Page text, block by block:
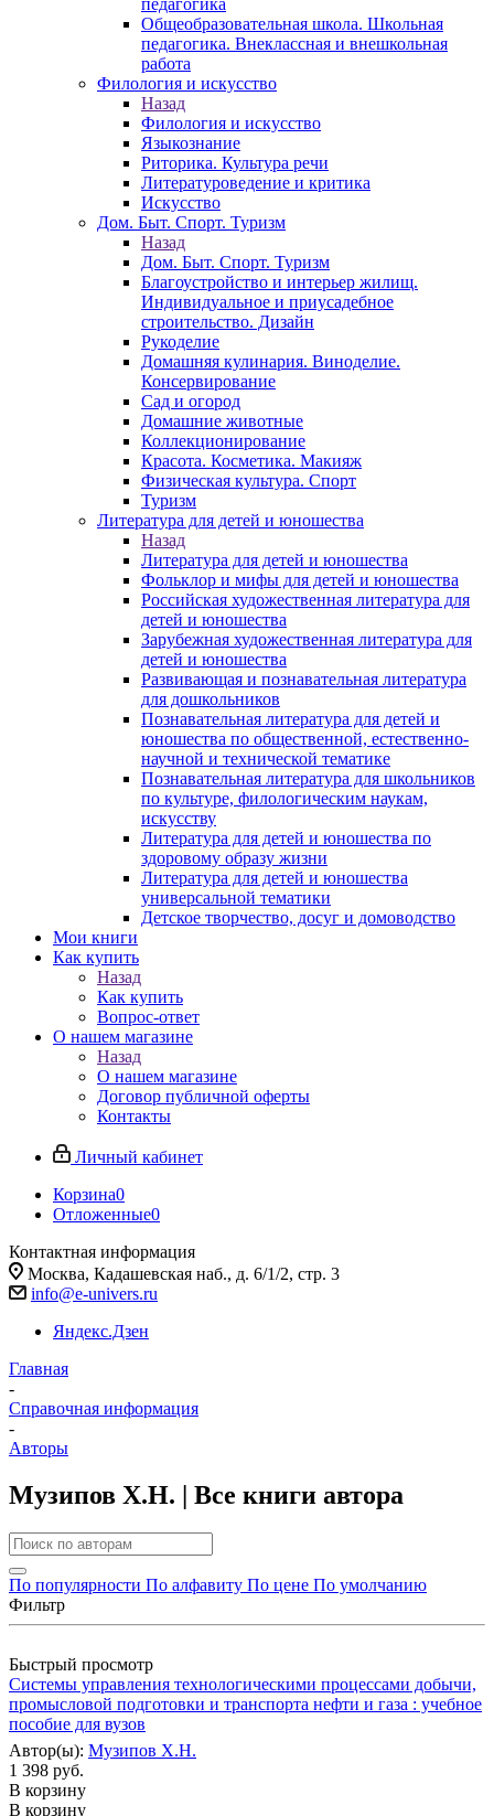
педагогика
Общеобразовательная школа. Школьная
педагогика. Внеклассная и внешкольная
работа
Филология и искусство
Назад
Филология и искусство
Языкознание
Риторика. Культура речи
Литературоведение и критика
Искусство
Дом. Быт. Спорт. Туризм
Назад
Дом. Быт. Спорт. Туризм
Благоустройство и интерьер жилищ.
Индивидуальное и приусадебное
строительство. Дизайн
Рукоделие
Домашняя кулинария. Виноделие.
Консервирование
Сад и огород
Домашние животные
Коллекционирование
Красота. Косметика. Макияж
Физическая культура. Спорт
Туризм
Литература для детей и юношества
Назад
Литература для детей и юношества
Фольклор и мифы для детей и юношества
Российская художественная литература для
детей и юношества
Зарубежная художественная литература для
детей и юношества
Развивающая и познавательная литература
для дошкольников
Познавательная литература для детей и
юношества по общественной, естественно-
научной и технической тематике
Познавательная литература для школьников
по культуре, филологическим наукам,
искусству
Литература для детей и юношества по
здоровому образу жизни
Литература для детей и юношества
универсальной тематики
Детское творчество, досуг и домоводство
Мои книги
Как купить
Назад
Как купить
Вопрос-ответ
О нашем магазине
Назад
О нашем магазине
Договор публичной оферты
Контакты
Личный кабинет
Корзина0
Отложенные0
Контактная информация
Москва, Кадашевская наб., д. 6/1/2, стр. 3
info@e-univers.ru
Яндекс.Дзен
Главная
-
Справочная информация
-
Авторы
Музипов Х.Н. | Все книги автора
По популярности По алфавиту По цене По умолчанию
Фильтр
Быстрый просмотр
Системы управления технологическими процессами добычи,
промысловой подготовки и транспорта нефти и газа : учебное
пособие для вузов
Автор(ы): Музипов Х.Н.
1 398 руб.
В корзину
В корзину